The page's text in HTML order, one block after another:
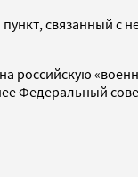
связанный с
российскую
Федеральный